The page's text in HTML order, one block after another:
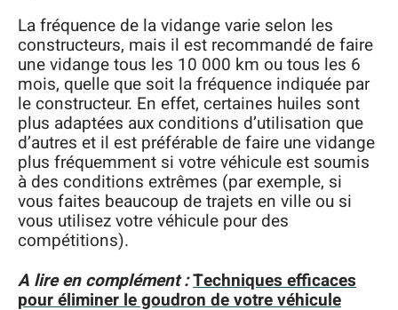
La fréquence de la vidange varie selon les
constructeurs, mais il est recommandé de faire
une vidange tous les 10 000 km ou tous les 6
mois, quelle que soit la fréquence indiquée par
le constructeur. En effet, certaines huiles sont
plus adaptées aux conditions d’utilisation que
d’autres et il est préférable de faire une vidange
plus fréquemment si votre véhicule est soumis
à des conditions extrêmes (par exemple, si
vous faites beaucoup de trajets en ville ou si
vous utilisez votre véhicule pour des
compétitions).
A lire en complément :Techniques efficaces
pour éliminer le goudron de votre véhicule